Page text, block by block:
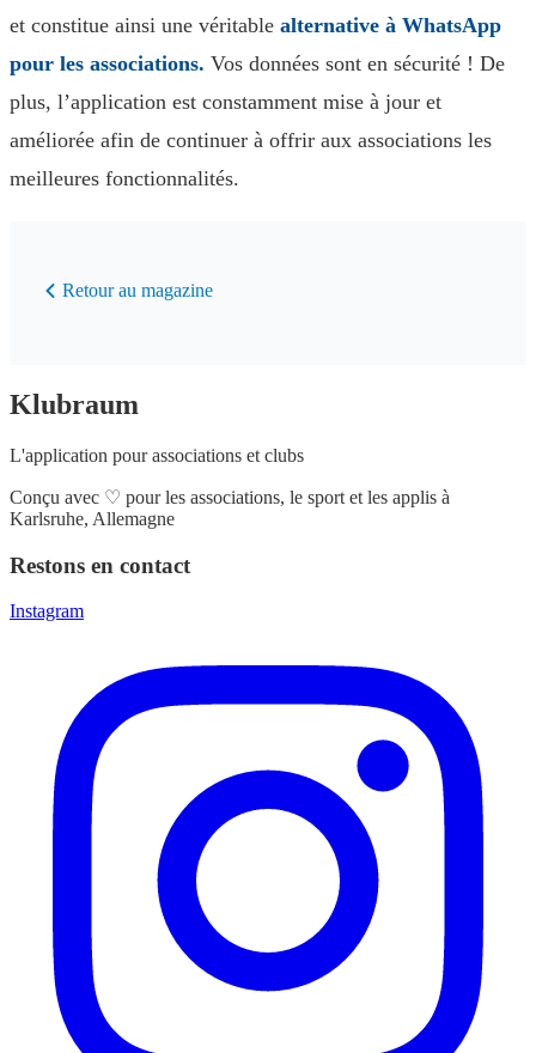
et constitue ainsi une véritable alternative à WhatsApp
pour les associations. Vos données sont en sécurité ! De
plus, l’application est constamment mise à jour et
améliorée afin de continuer à offrir aux associations les
meilleures fonctionnalités.
Retour au magazine
Klubraum
L'application pour associations et clubs
Conçu avec ♡ pour les associations, le sport et les applis à
Karlsruhe, Allemagne
Restons en contact
Instagram